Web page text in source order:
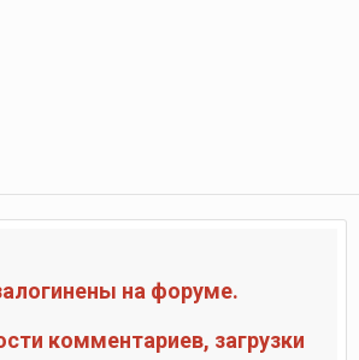
на форуме.
комментариев, загрузки